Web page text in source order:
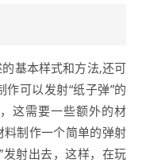
基本样式和方法,还可
可以发射“纸子弹”的
这需要一些额外的材
制作一个简单的弹射
射出去，这样，在玩